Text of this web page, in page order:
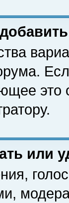
это
или